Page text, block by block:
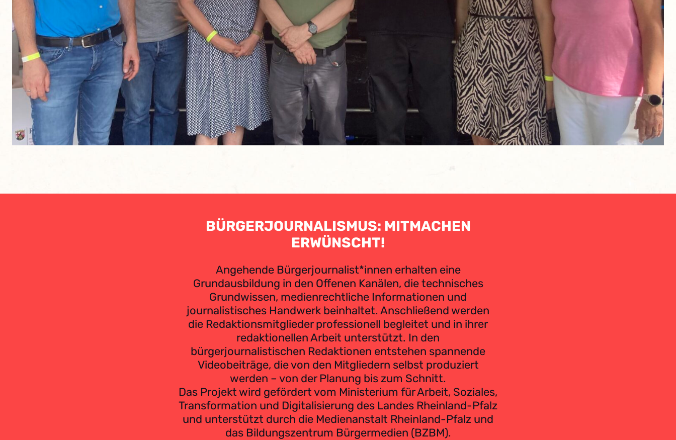
BÜRGERJOURNALISMUS: MITMACHEN
ERWÜNSCHT!
Angehende Bürgerjournalist*innen erhalten eine
Grundausbildung in den Offenen Kanälen, die technisches
Grundwissen, medienrechtliche Informationen und
journalistisches Handwerk beinhaltet. Anschließend werden
die Redaktionsmitglieder professionell begleitet und in ihrer
redaktionellen Arbeit unterstützt. In den
bürgerjournalistischen Redaktionen entstehen spannende
Videobeiträge, die von den Mitgliedern selbst produziert
werden – von der Planung bis zum Schnitt.
Das Projekt wird gefördert vom Ministerium für Arbeit, Soziales,
Transformation und Digitalisierung des Landes Rheinland-Pfalz
und unterstützt durch die Medienanstalt Rheinland-Pfalz und
das Bildungszentrum Bürgermedien (BZBM).